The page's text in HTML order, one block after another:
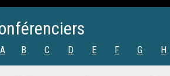
A B C D E F G H